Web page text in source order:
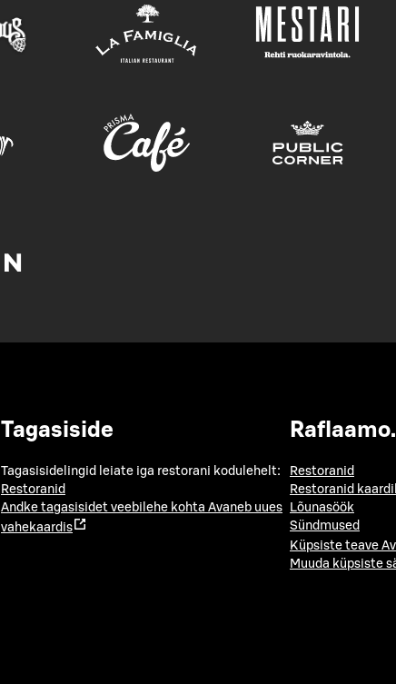
Tagasiside
Tagasisidelingid leiate iga restorani kodulehelt:
Restoranid
Andke tagasisidet veebilehe kohta Avaneb uues
vahekaardis
Restoranid
Restoranid kaardil
Lõunasöök
Sündmused
Küpsiste teave
Muuda küpsiste